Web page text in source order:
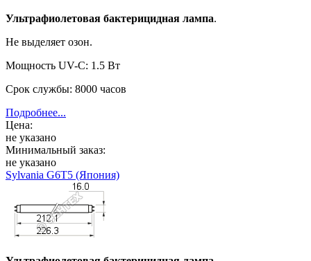
Ультрафиолетовая бактерицидная лампа.
Не выделяет озон.
Мощность UV-C: 1.5 Вт
Срок службы: 8000 часов
Подробнее...
Цена:
не указано
Минимальный заказ:
не указано
Sylvania G6T5 (Япония)